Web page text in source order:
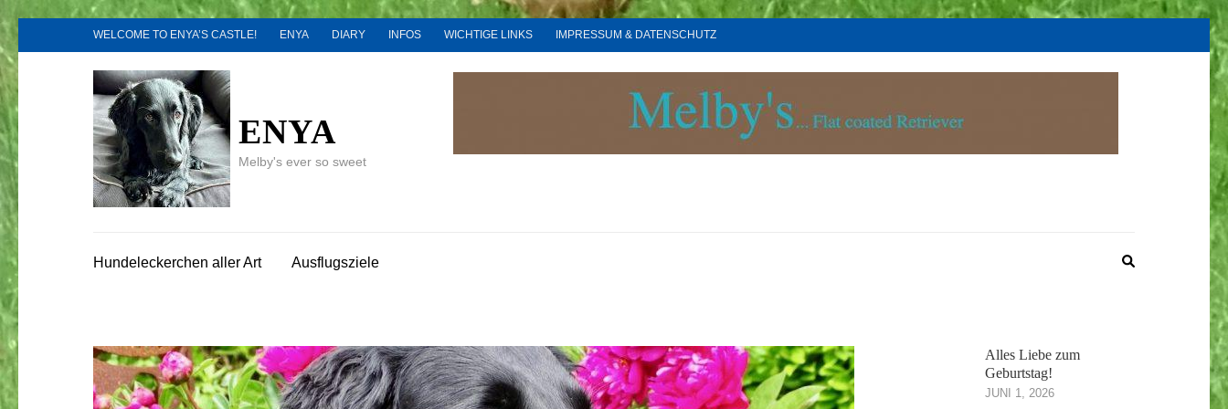
Zum
Inhalt
(Enter
drücken)
WELCOME TO ENYA’S CASTLE! ENYA DIARY INFOS WICHTIGE LINKS IMPRESSUM & DATENSCHUTZ
ENYA
Melby's ever so sweet
Hundeleckerchen aller Art Ausflugsziele
Alles Liebe zum
Geburtstag!
JUNI 1, 2026